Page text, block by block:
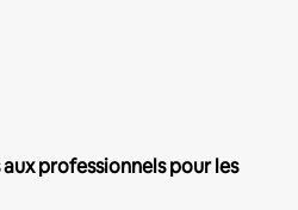
professionnels pour les